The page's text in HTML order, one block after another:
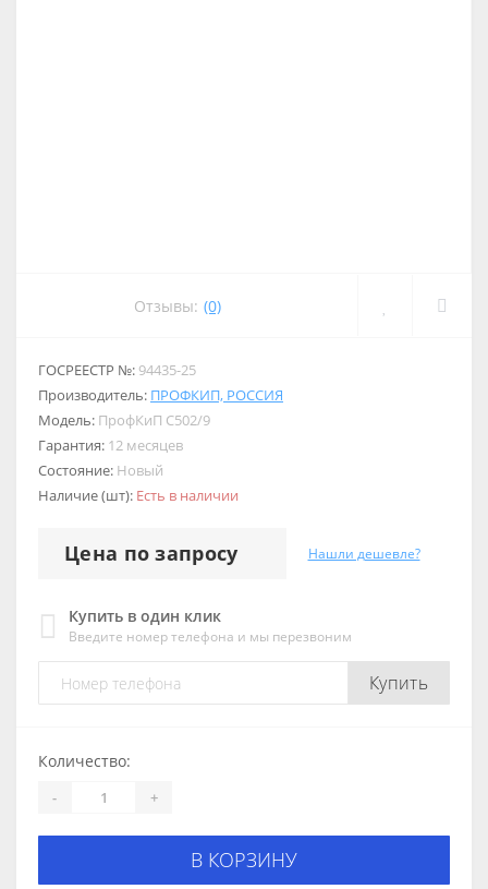
Отзывы: (0)
ГОСРЕЕСТР №: 94435-25
Производитель: ПРОФКИП, РОССИЯ
Модель: ПрофКиП С502/9
Гарантия: 12 месяцев
Состояние: Новый
Наличие (шт): Есть в наличии
Цена по запросу Нашли дешевле?
Купить в один клик
Введите номер телефона и мы перезвоним
Купить
Количество:
- +
В КОРЗИНУ